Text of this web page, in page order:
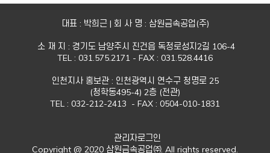
대표 : 박희근 | 회 사 명 : 삼원금속공업(주)
소 재 지 : 경기도 남양주시 진건읍 독정로성지2길 106-4
TEL : 031.575.2171 - FAX : 031.528.4416
인천지사 홍보관 : 인천광역시 연수구 청명로 25
(청학동495-4) 2층 (전관)
TEL : 032-212-2413 - FAX : 0504-010-1831
관리자로그인
Copyright @ 2020 삼원금속공업㈜. All rights reserved.